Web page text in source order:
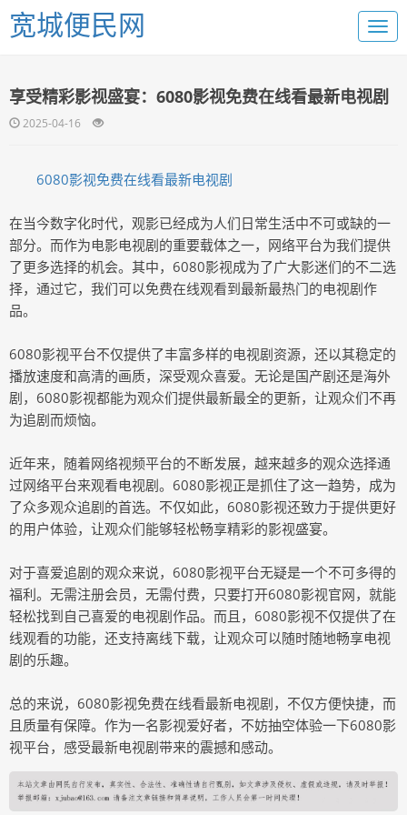
宽城便民网
享受精彩影视盛宴：6080影视免费在线看最新电视剧
2025-04-16
6080影视免费在线看最新电视剧
在当今数字化时代，观影已经成为人们日常生活中不可或缺的一
部分。而作为电影电视剧的重要载体之一，网络平台为我们提供
了更多选择的机会。其中，6080影视成为了广大影迷们的不二选
择，通过它，我们可以免费在线观看到最新最热门的电视剧作
品。
6080影视平台不仅提供了丰富多样的电视剧资源，还以其稳定的
播放速度和高清的画质，深受观众喜爱。无论是国产剧还是海外
剧，6080影视都能为观众们提供最新最全的更新，让观众们不再
为追剧而烦恼。
近年来，随着网络视频平台的不断发展，越来越多的观众选择通
过网络平台来观看电视剧。6080影视正是抓住了这一趋势，成为
了众多观众追剧的首选。不仅如此，6080影视还致力于提供更好
的用户体验，让观众们能够轻松畅享精彩的影视盛宴。
对于喜爱追剧的观众来说，6080影视平台无疑是一个不可多得的
福利。无需注册会员，无需付费，只要打开6080影视官网，就能
轻松找到自己喜爱的电视剧作品。而且，6080影视不仅提供了在
线观看的功能，还支持离线下载，让观众可以随时随地畅享电视
剧的乐趣。
总的来说，6080影视免费在线看最新电视剧，不仅方便快捷，而
且质量有保障。作为一名影视爱好者，不妨抽空体验一下6080影
视平台，感受最新电视剧带来的震撼和感动。